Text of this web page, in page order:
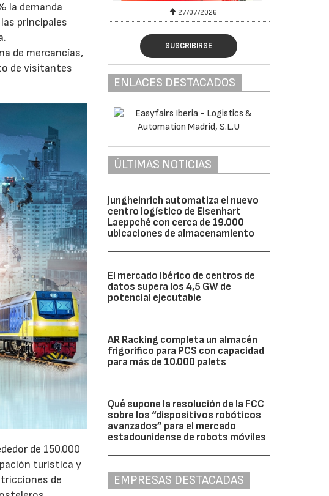
la demanda
principales
de mercancías,
de visitantes
de 150.000
turística y
de
29/07/2026 27/07/2026
SUSCRIBIRSE
ENLACES DESTACADOS
ÚLTIMAS NOTICIAS
Jungheinrich automatiza el nuevo
centro logístico de Eisenhart
Laeppché con cerca de 19.000
ubicaciones de almacenamiento
El mercado ibérico de centros de
datos supera los 4,5 GW de
potencial ejecutable
AR Racking completa un almacén
frigorífico para PCS con capacidad
para más de 10.000 palets
Qué supone la resolución de la FCC
sobre los “dispositivos robóticos
avanzados” para el mercado
estadounidense de robots móviles
EMPRESAS DESTACADAS